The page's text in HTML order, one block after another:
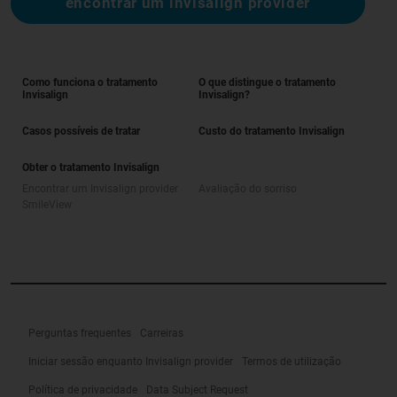
Como funciona o tratamento
Invisalign
O que distingue o tratamento
Invisalign?
Casos possíveis de tratar Custo do tratamento Invisalign
Obter o tratamento Invisalign
Perguntas frequentes Carreiras
Iniciar sessão enquanto Invisalign provider Termos de utilização
Política de privacidade Data Subject Request